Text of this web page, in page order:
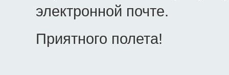
электронной почте.
Приятного полета!